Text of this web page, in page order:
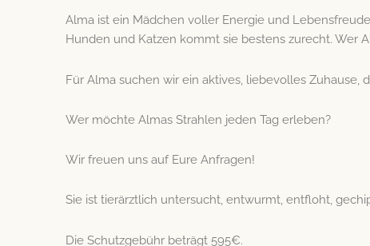
Alma ist ein Mädchen voller Energie und
Hunden und Katzen kommt sie bestens zurecht. Wer
Für Alma suchen wir ein aktives, liebevolles Zuhause,
Wer möchte Almas Strahlen jeden Tag erleben?
Wir freuen uns auf Eure Anfragen!
Sie ist tierärztlich untersucht, entwurmt, entfloht,
Die Schutzgebühr beträgt 595€.